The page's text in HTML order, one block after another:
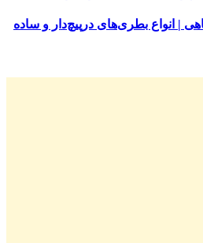
| انواع بطری‌های در‌پیچ‌دار و ساده